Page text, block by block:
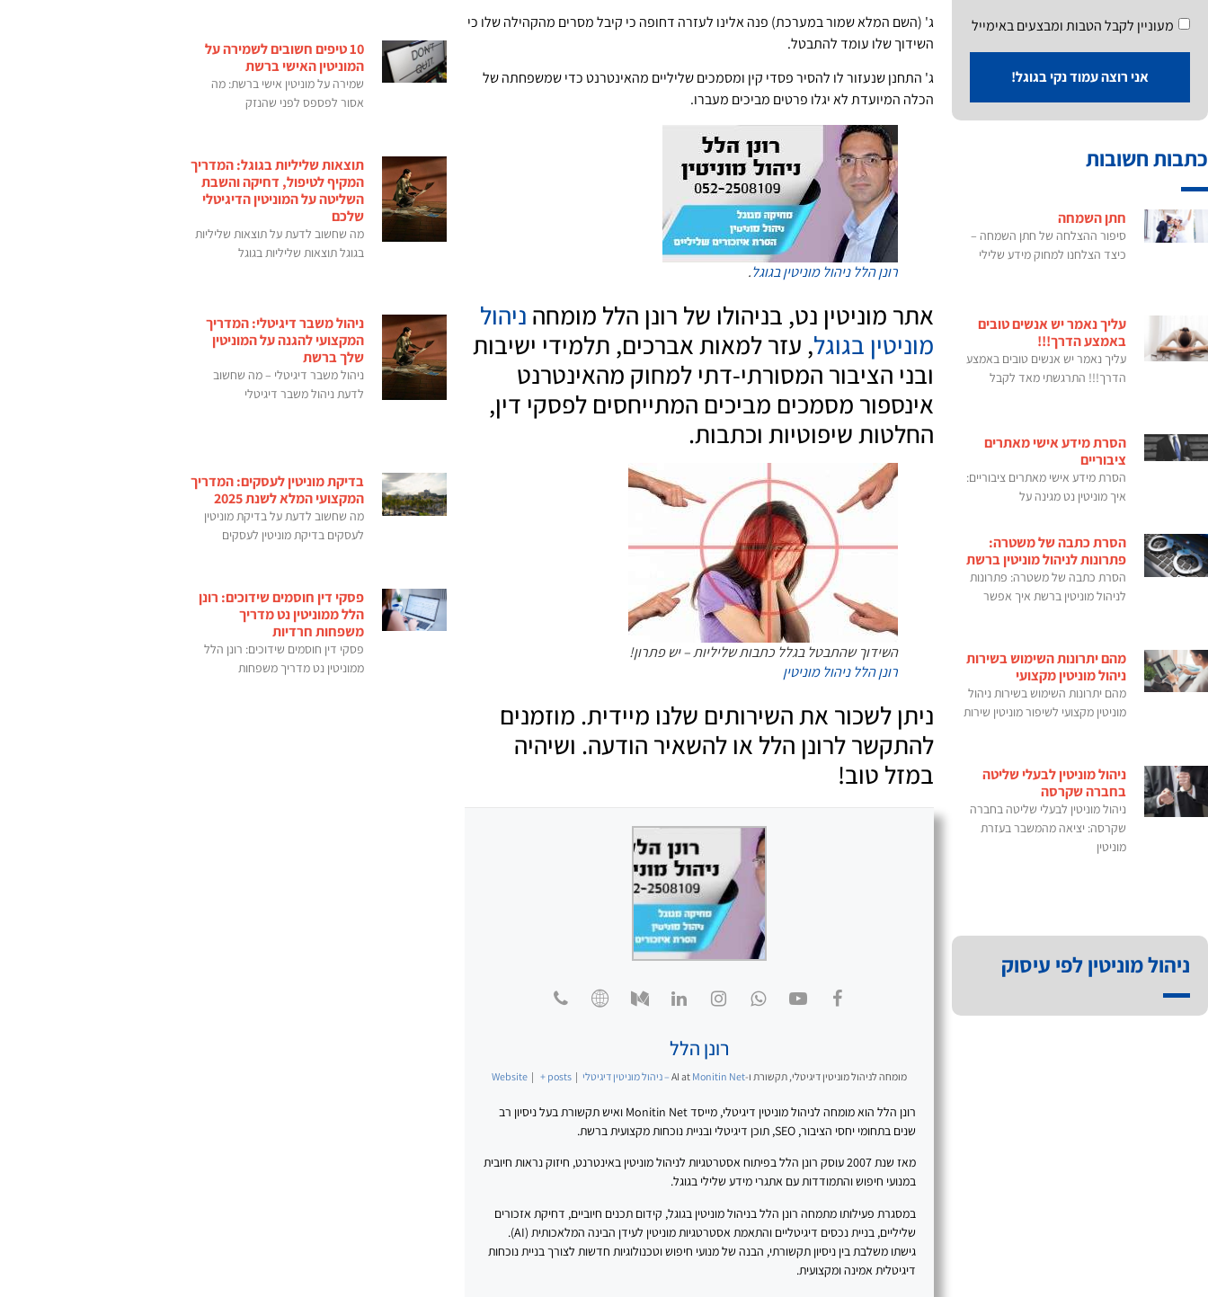
מעוניין לקבל הטבות ומבצעים באימייל
אני רוצה עמוד נקי בגוגל!
כתבות חשובות
חתן השמחה
סיפור ההצלחה של חתן השמחה –
כיצד הצלחנו למחוק מידע שלילי
עליך נאמר יש אנשים טובים
באמצע הדרך!!!
עליך נאמר יש אנשים טובים באמצע
הדרך!!! התרגשתי מאד לקבל
הסרת מידע אישי מאתרים
ציבוריים
הסרת מידע אישי מאתרים ציבוריים:
איך מוניטין נט מגינה על
הסרת כתבה של משטרה:
פתרונות לניהול מוניטין ברשת
הסרת כתבה של משטרה: פתרונות
לניהול מוניטין ברשת איך אפשר
מהם יתרונות השימוש בשירות
ניהול מוניטין מקצועי
מהם יתרונות השימוש בשירות ניהול
מוניטין מקצועי לשיפור מוניטין שירות
ניהול מוניטין לבעלי שליטה
בחברה שקרסה
ניהול מוניטין לבעלי שליטה בחברה
שקרסה: יציאה מהמשבר בעזרת
מוניטין
ניהול מוניטין לפי עיסוק
ג' (השם המלא שמור במערכת) פנה אלינו לעזרה דחופה כי קיבל מסרים מהקהילה שלו כי
השידוך שלו עומד להתבטל.
ג' התחנן שנעזור לו להסיר פסדי קין ומסמכים שליליים מהאינטרנט כדי שמשפחתה של
הכלה המיועדת לא יגלו פרטים מביכים מעברו.
רונן הלל ניהול מוניטין בגוגל.
אתר מוניטין נט, בניהולו של רונן הלל מומחה ניהול
מוניטין בגוגל, עזר למאות אברכים, תלמידי ישיבות
ובני הציבור המסורתי-דתי למחוק מהאינטרנט
אינספור מסמכים מביכים המתייחסים לפסקי דין,
החלטות שיפוטיות וכתבות.
השידוך שהתבטל בגלל כתבות שליליות – יש פתרון!
רונן הלל ניהול מוניטין
ניתן לשכור את השירותים שלנו מיידית. מוזמנים
להתקשר לרונן הלל או להשאיר הודעה. ושיהיה
במזל טוב!
רונן הלל
מומחה לניהול מוניטין דיגיטלי, תקשורת ו-AI at Monitin Net – ניהול מוניטין דיגיטלי |
Website | + posts
רונן הלל הוא מומחה לניהול מוניטין דיגיטלי, מייסד Monitin Net ואיש תקשורת בעל ניסיון רב
שנים בתחומי יחסי הציבור, SEO, תוכן דיגיטלי ובניית נוכחות מקצועית ברשת.
מאז שנת 2007 עוסק רונן הלל בפיתוח אסטרטגיות לניהול מוניטין באינטרנט, חיזוק נראות חיובית
במנועי חיפוש והתמודדות עם אתגרי מידע שלילי בגוגל.
במסגרת פעילותו מתמחה רונן הלל בניהול מוניטין בגוגל, קידום תכנים חיוביים, דחיקת אזכורים
שליליים, בניית נכסים דיגיטליים והתאמת אסטרטגיות מוניטין לעידן הבינה המלאכותית (AI).
גישתו משלבת בין ניסיון תקשורתי, הבנה של מנועי חיפוש וטכנולוגיות חדשות לצורך בניית נוכחות
דיגיטלית אמינה ומקצועית.
10 טיפים חשובים לשמירה על
המוניטין האישי ברשת
שמירה על מוניטין אישי ברשת: מה
אסור לפספס לפני שהנזק
תוצאות שליליות בגוגל: המדריך
המקיף לטיפול, דחיקה והשבת
השליטה על המוניטין הדיגיטלי
שלכם
מה שחשוב לדעת על תוצאות שליליות
בגוגל תוצאות שליליות בגוגל
ניהול משבר דיגיטלי: המדריך
המקצועי להגנה על המוניטין
שלך ברשת
ניהול משבר דיגיטלי – מה שחשוב
לדעת ניהול משבר דיגיטלי
בדיקת מוניטין לעסקים: המדריך
המקצועי המלא לשנת 2025
מה שחשוב לדעת על בדיקת מוניטין
לעסקים בדיקת מוניטין לעסקים
פסקי דין חוסמים שידוכים: רונן
הלל ממוניטין נט מדריך
משפחות חרדיות
פסקי דין חוסמים שידוכים: רונן הלל
ממוניטין נט מדריך משפחות